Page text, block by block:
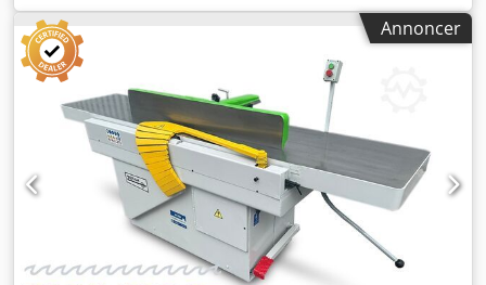
støbejernsborde - begge borde er justerbare - original,
vinkeljusterbar anslagsliste - motor: 4 kW - dimensioner
(L/B/H): 2000x900x1300 mm - vægt: 610 kg FORDELER –
Polsk produktion Cedpoznkthefx Aqgerf – øvre kontrolpanel
– aksel med 4 knive – brugt høvlbord – meget god stand
Netto pris: 6900 PLN Netto pris: 1643 EUR, afhængigt af en
kurs på 4,20 EUR (Priserne kan ændre sig i takt med større
kursudsving)
Annoncer